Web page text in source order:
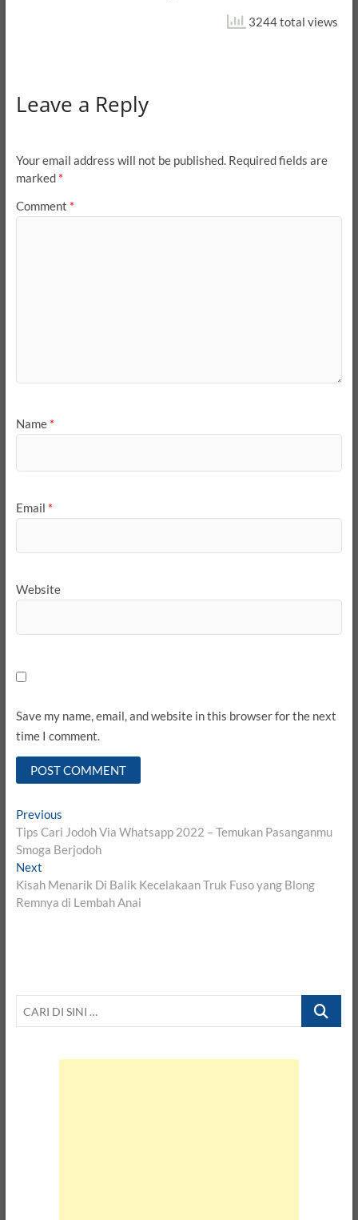
3244 total views
Leave a Reply
Your email address will not be published. Required fields are
marked *
Comment *
Name *
Email *
Website
Save my name, email, and website in this browser for the next
time I comment.
Post
navigation
PreviousPrevious
post:
Tips Cari Jodoh Via Whatsapp 2022 – Temukan Pasanganmu
Smoga Berjodoh
NextNext
post:
Kisah Menarik Di Balik Kecelakaan Truk Fuso yang Blong
Remnya di Lembah Anai
CARI